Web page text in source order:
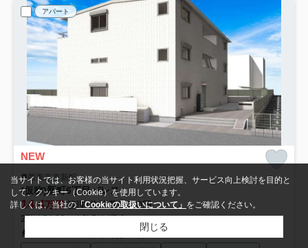
アパート
NEW
西東京市新町
(仮称)新町6丁目パレス
14.4万円管理/共益費6,000円
2階 / 54.86㎡ / 2LDK /予定
中央線「武蔵境」駅 徒歩23分
当サイトでは、お客様の当サイト利用状況把握、サービス向上検討を目的と
して、クッキー（Cookie）を使用しています。
詳しくは、当社の 「Cookieの取扱いについて」 をご確認ください。
閉じる